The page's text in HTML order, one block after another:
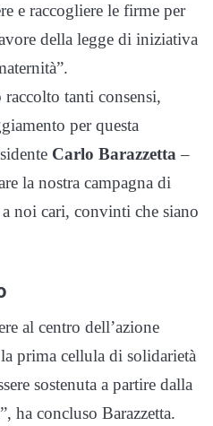
e raccogliere le firme per
della legge di iniziativa
tanti consensi,
per questa
Carlo Barazzetta–
la nostra campagna di
noi cari, convinti che siano
al centro dell’azione
prima cellula di solidarietà
sostenuta a partire dalla
ha concluso Barazzetta.